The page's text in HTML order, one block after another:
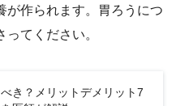
が作られます。胃ろうにつ
てください。
き？メリットデメリット7